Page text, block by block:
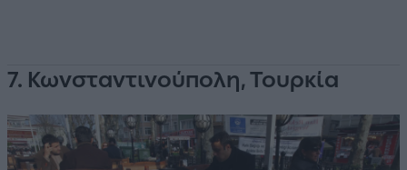
7. Κωνσταντινούπολη, Τουρκία